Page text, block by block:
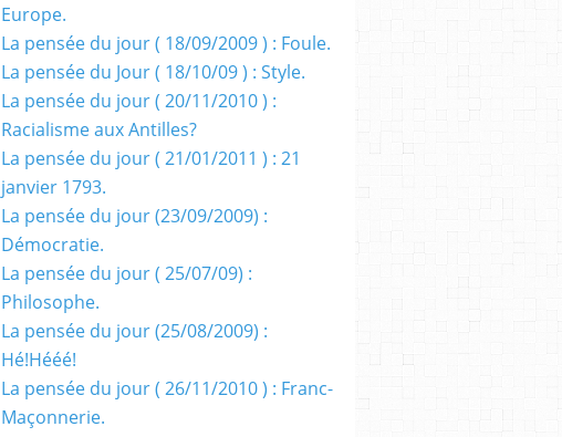
Europe.
La pensée du jour ( 18/09/2009 ) : Foule.
La pensée du Jour ( 18/10/09 ) : Style.
La pensée du jour ( 20/11/2010 ) :
Racialisme aux Antilles?
La pensée du jour ( 21/01/2011 ) : 21
janvier 1793.
La pensée du jour (23/09/2009) :
Démocratie.
La pensée du jour ( 25/07/09) :
Philosophe.
La pensée du jour (25/08/2009) :
Hé!Hééé!
La pensée du jour ( 26/11/2010 ) : Franc-
Maçonnerie.